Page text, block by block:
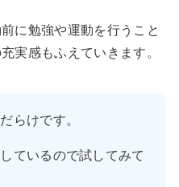
に勉強や運動を行うこと
実感もふえていきます。
らけです。
ているので試してみて